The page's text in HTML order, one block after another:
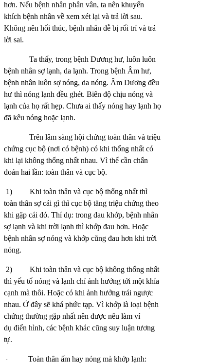
hơn. Nếu bệnh nhân phân vân, ta nên khuyến
khích bệnh nhân về xem xét lại và trả lời sau.
Không nên hối thúc, bệnh nhân dễ bị rối trí và trả
lời sai.
Ta thấy, trong bệnh Dương hư, luôn luôn
bệnh nhân sợ lạnh, da lạnh. Trong bệnh Âm hư,
bệnh nhân luôn sợ nóng, da nóng. Âm Dương đều
hư thì nóng lạnh đều ghét. Biên độ chịu nóng và
lạnh của họ rất hẹp. Chưa ai thấy nóng hay lạnh họ
đã kêu nóng hoặc lạnh.
Trên lâm sàng hội chứng toàn thân và triệu
chứng cục bộ (nơi có bệnh) có khi thống nhất có
khi lại không thống nhất nhau. Vì thế cần chẩn
đoán hai lần: toàn thân và cục bộ.
1)
Khi toàn thân và cục bộ thống nhất thì
toàn thân sợ cái gì thì cục bộ tăng triệu chứng theo
khi gặp cái đó. Thí dụ: trong đau khớp, bệnh nhân
sợ lạnh và khi trời lạnh thì khớp đau hơn. Hoặc
bệnh nhân sợ nóng và khớp cũng đau hơn khi trời
nóng.
2)
Khi toàn thân và cục bộ không thống nhất
thì yếu tố nóng và lạnh chỉ ảnh hưởng tới một khía
cạnh mà thôi. Hoặc có khi ảnh hưởng trái ngược
nhau. Ở đây sẽ khá phức tạp. Vì khớp là loại bệnh
chứng thường gặp nhất nên được nêu làm ví
dụ điển hình, các bệnh khác cũng suy luận tương
tự.
·
Toàn thân ấm hay nóng mà khớp lạnh: